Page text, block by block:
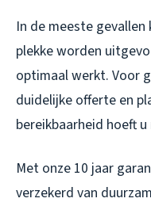
In de meeste
plekke worden
optimaal werkt. Voor
duidelijke offerte en
bereikbaarheid hoeft
Met onze 10 jaar
verzekerd van